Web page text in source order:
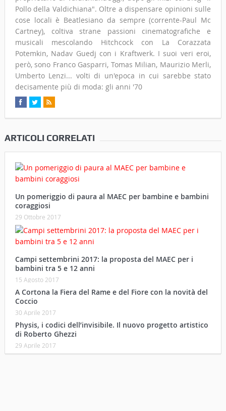
Pollo della Valdichiana". Oltre a dispensare opinioni sulle
cose locali è Beatlesiano da sempre (corrente-Paul Mc
Cartney), coltiva strane passioni cinematografiche e
musicali mescolando Hitchcock con La Corazzata
Potemkin, Nadav Guedj con i Kraftwerk. I suoi veri eroi,
però, sono Franco Gasparri, Tomas Milian, Maurizio Merli,
Umberto Lenzi... volti di un'epoca in cui sarebbe stato
decisamente più di moda: gli anni '70
ARTICOLI CORRELATI
Un pomeriggio di paura al MAEC per bambine e bambini
coraggiosi
29 Ottobre 2017
Campi settembrini 2017: la proposta del MAEC per i
bambini tra 5 e 12 anni
15 Agosto 2017
A Cortona la Fiera del Rame e del Fiore con la novità del
Coccio
30 Aprile 2017
Physis, i codici dell’invisibile. Il nuovo progetto artistico
di Roberto Ghezzi
29 Aprile 2017